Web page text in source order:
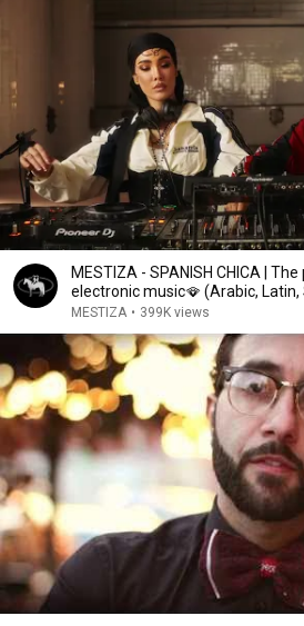
MESTIZA - SPANISH CHICA |
electronic music🪭 (Arabic, Latin,
MESTIZA • 399K views